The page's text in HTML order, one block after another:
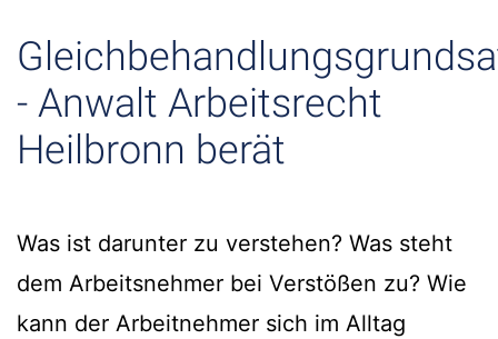
- Anwalt Arbeitsrecht
Heilbronn berät
Was ist darunter zu verstehen? Was steht
dem Arbeitsnehmer bei Verstößen zu? Wie
kann der Arbeitnehmer sich im Alltag